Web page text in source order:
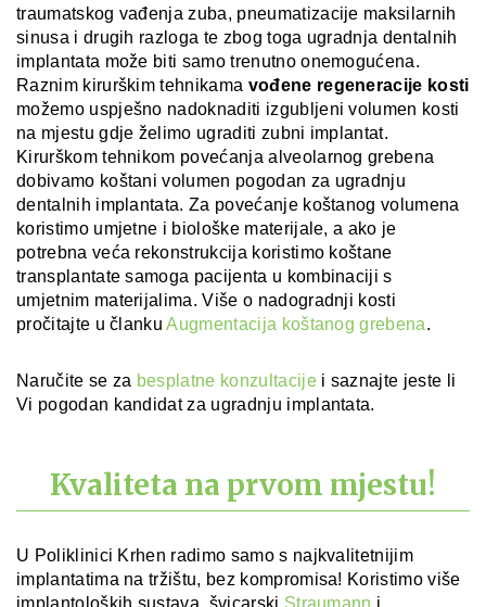
traumatskog vađenja zuba, pneumatizacije maksilarnih
sinusa i drugih razloga te zbog toga ugradnja dentalnih
implantata može biti samo trenutno onemogućena.
Raznim kirurškim tehnikama vođene regeneracije kosti
možemo uspješno nadoknaditi izgubljeni volumen kosti
na mjestu gdje želimo ugraditi zubni implantat.
Kirurškom tehnikom povećanja alveolarnog grebena
dobivamo koštani volumen pogodan za ugradnju
dentalnih implantata. Za povećanje koštanog volumena
koristimo umjetne i biološke materijale, a ako je
potrebna veća rekonstrukcija koristimo koštane
transplantate samoga pacijenta u kombinaciji s
umjetnim materijalima. Više o nadogradnji kosti
pročitajte u člankuAugmentacija koštanog grebena.
Naručite se za besplatne konzultacijei saznajte jeste li
Vi pogodan kandidat za ugradnju implantata.
Kvaliteta na prvom mjestu!
U Poliklinici Krhen radimo samo s najkvalitetnijim
implantatima na tržištu, bez kompromisa! Koristimo više
implantoloških sustava, švicarski Straumann i